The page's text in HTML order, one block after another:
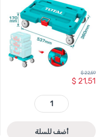
$21,51
$22,59
THTWB61001 - عربة نقل أرضية قياس 537*360 تحمل 100 كغ حقايب خاصة 16و 19 انش TOTAL quantity
أضف للسلة